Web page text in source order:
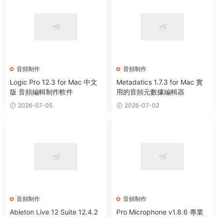
音頻制作
Logic Pro 12.3 for Mac 中文
版 音頻編輯制作軟件
2026-07-05
音頻制作
Metadatics 1.7.3 for Mac 實
用的音頻元數據編輯器
2026-07-02
音頻制作
Ableton Live 12 Suite 12.4.2
音頻制作
Pro Microphone v1.8.6 專業